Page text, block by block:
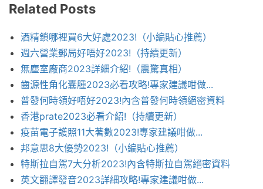
Related Posts
酒精鎖哪裡買6大好處2023!（小編貼心推薦）
週六營業郵局好唔好2023!（持續更新）
無塵室廠商2023詳細介紹!（震驚真相）
齒源性角化囊腫2023必看攻略!專家建議咁做...
普發何時領好唔好2023!內含普發何時領絕密資料
香港prate2023必看介紹!（持續更新）
疫苗電子護照11大著數2023!專家建議咁做...
邦意思8大優勢2023!（小編貼心推薦）
特斯拉自駕7大分析2023!內含特斯拉自駕絕密資料
英文翻譯發音2023詳細攻略!專家建議咁做...